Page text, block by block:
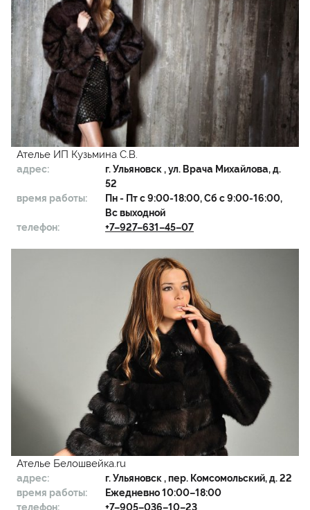
Ателье ИП Кузьмина С.В.
адрес: г.Ульяновск, ул. Врача Михайлова, д.
52
время работы:
Пн - Пт с 9:00-18:00, Сб с 9:00-16:00,
Вс выходной
телефон:
+7–927–631–45–07
Ателье Белошвейка.ru
адрес: г.Ульяновск, пер. Комсомольский, д. 22
время работы:
Ежедневно 10:00–18:00
телефон:
+7–905–036–10–23